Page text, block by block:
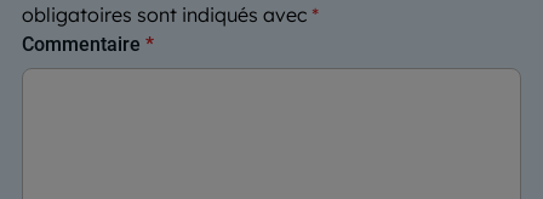
obligatoires sont indiqués avec *
Commentaire *